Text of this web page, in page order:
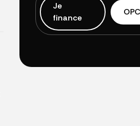
Je
finance